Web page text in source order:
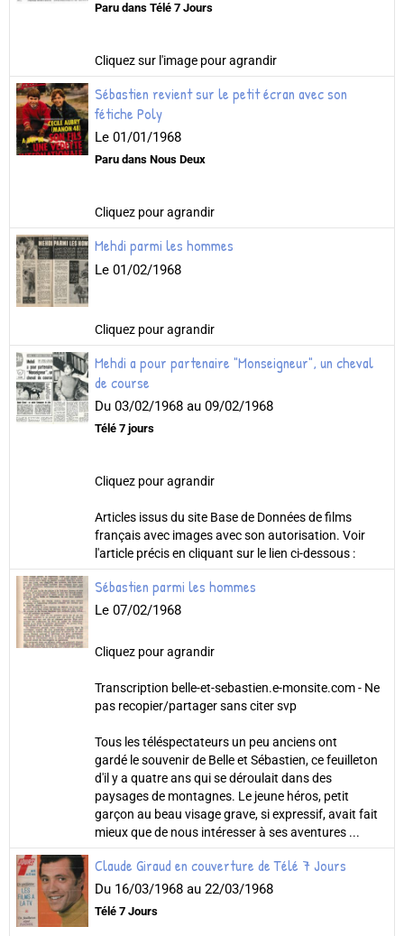
Paru dans Télé 7 Jours
Cliquez sur l'image pour agrandir
Sébastien revient sur le petit écran avec son
fétiche Poly
Le 01/01/1968
Paru dans Nous Deux
Cliquez pour agrandir
Mehdi parmi les hommes
Le 01/02/1968
Cliquez pour agrandir
Mehdi a pour partenaire "Monseigneur", un cheval
de course
Du 03/02/1968 au 09/02/1968
Télé 7 jours
Cliquez pour agrandir
Articles issus du site Base de Données de films
français avec images avec son autorisation. Voir
l'article précis en cliquant sur le lien ci-dessous :
Sébastien parmi les hommes
Le 07/02/1968
Cliquez pour agrandir
Transcription belle-et-sebastien.e-monsite.com - Ne
pas recopier/partager sans citer svp
Tous les téléspectateurs un peu anciens ont
gardé le souvenir de Belle et Sébastien, ce feuilleton
d'il y a quatre ans qui se déroulait dans des
paysages de montagnes. Le jeune héros, petit
garçon au beau visage grave, si expressif, avait fait
mieux que de nous intéresser à ses aventures ...
Claude Giraud en couverture de Télé 7 Jours
Du 16/03/1968 au 22/03/1968
Télé 7 Jours